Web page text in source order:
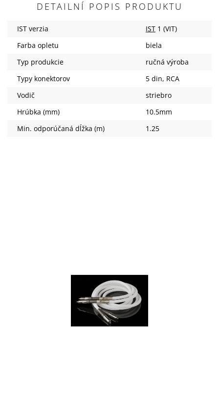
DETAILNÍ POPIS PRODUKTU
IST verzia IST 1 (VIT)
Farba opletu
biela
Typ produkcie
ručná výroba
Typy konektorov
5 din, RCA
Vodič
striebro
Hrúbka (mm)
10.5mm
Min. odporúčaná dĺžka (m)
1.25